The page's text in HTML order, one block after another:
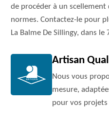
de procéder à un
normes. Contactez-le pour
La Balme De Sillingy, dans le
Artisan
Nous vous
mesure,
pour vos